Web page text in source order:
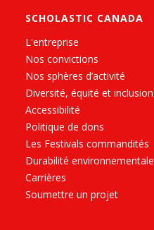
SCHOLASTIC CANADA
L'entreprise
Nos convictions
Nos sphères d’activité
Diversité, équité et inclusion
Accessibilité
Politique de dons
Les Festivals commandités
Durabilité environnementale
Carrières
Soumettre un projet